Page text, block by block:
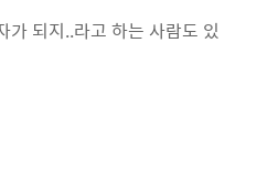
가 되지..라고 하는 사람도 있